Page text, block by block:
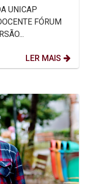
FÓRUM
LER MAIS